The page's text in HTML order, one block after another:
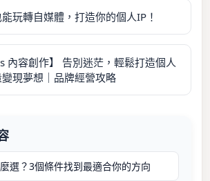
玩轉自媒體，打造你的個人IP！
內容創作】 告別迷茫，輕鬆打造個人
現夢想｜品牌經營攻略
選？3個條件找到最適合你的方向